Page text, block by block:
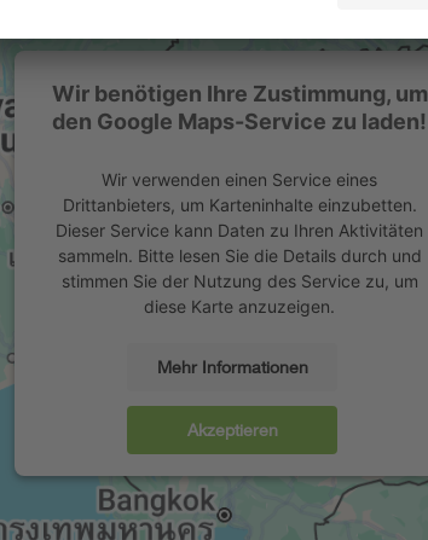
Wir benötigen Ihre Zustimmung, um
den Google Maps-Service zu laden!
Wir verwenden einen Service eines
Drittanbieters, um Karteninhalte einzubetten.
Dieser Service kann Daten zu Ihren Aktivitäten
sammeln. Bitte lesen Sie die Details durch und
stimmen Sie der Nutzung des Service zu, um
diese Karte anzuzeigen.
Mehr Informationen
Akzeptieren